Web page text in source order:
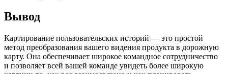
Вывод
Картирование пользовательских историй — это простой
метод преобразования вашего видения продукта в дорожную
карту. Она обеспечивает широкое командное сотрудничество
и позволяет всей вашей команде увидеть более широкую